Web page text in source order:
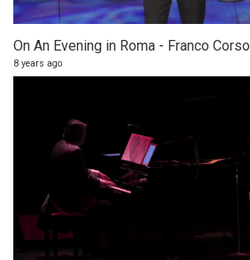
On An Evening in Roma - Franco Corso
8 years ago